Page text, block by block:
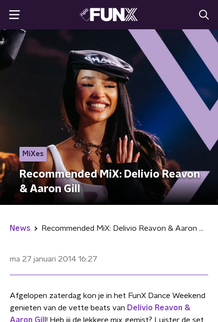
MiXes
Recommended MiX: Delivio Reavon
& Aaron Gill
News Recommended MiX: Delivio Reavon & Aaron Gill
ma 27 januari 2014 16:27
Afgelopen zaterdag kon je in het FunX Dance Weekend
genieten van de vette beats van Delivio Reavon &
Aaron Gill ! Heb jij de lekkere mix gemist? Luister de set